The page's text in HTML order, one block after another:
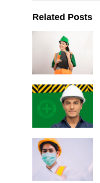
Related Posts